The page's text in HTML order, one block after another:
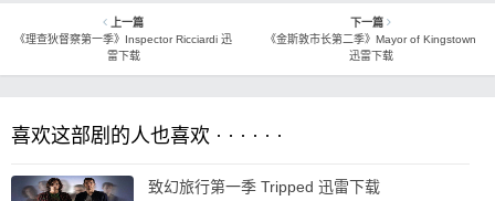
上一篇
《理查狄督察第一季》Inspector Ricciardi 迅
雷下载
下一篇
《金斯敦市长第二季》Mayor of Kingstown
迅雷下载
喜欢这部剧的人也喜欢 · · · · · ·
致幻旅行第一季 Tripped 迅雷下载